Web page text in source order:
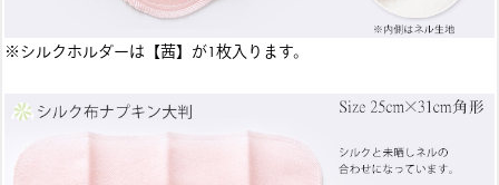
※シルクホルダーは【茜】が1枚入ります。